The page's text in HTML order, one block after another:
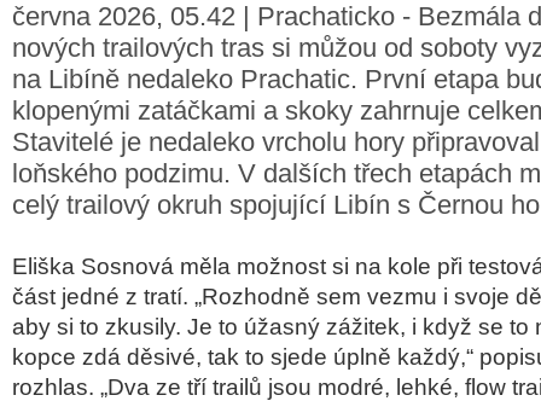
června 2026, 05.42 | Prachaticko - Bezmála
nových trailových tras si můžou od soboty
na Libíně nedaleko Prachatic. První etapa
klopenými zatáčkami a skoky zahrnuje
Stavitelé je nedaleko vrcholu hory
loňského podzimu. V dalších třech etapách
celý trailový okruh spojující Libín s Černou
Eliška Sosnová měla možnost si na kole při
část jedné z tratí. „Rozhodně sem vezmu i svoje
aby si to zkusily. Je to úžasný zážitek, i když se to
kopce zdá děsivé, tak to sjede úplně každý,“
rozhlas. „Dva ze tří trailů jsou modré, lehké, flow